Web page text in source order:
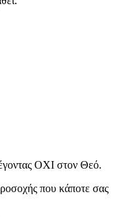
ΟΧΙ στον Θεό.
που κάποτε σας